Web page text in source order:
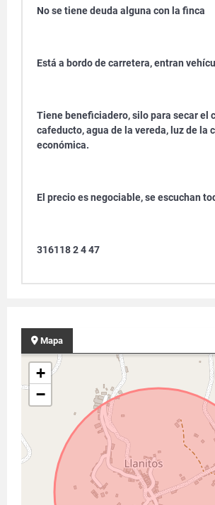
No se tiene deuda alguna con la finca
Está a bordo de carretera, entran
Tiene beneficiadero, silo para secar el
cafeducto, agua de la vereda, luz de la
económica.
El precio es negociable, se escuchan
316118 2 4 47
Mapa
+
−